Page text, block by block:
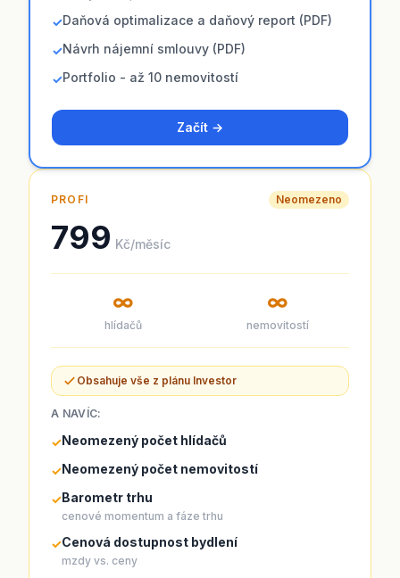
✓Daňová optimalizace a daňový report (PDF)
✓Návrh nájemní smlouvy (PDF)
✓Portfolio - až 10 nemovitostí
Začít →
PROFI Neomezeno
799 Kč/měsíc
∞
hlídačů
∞
nemovitostí
Obsahuje vše z plánu Investor
A NAVÍC:
✓Neomezený počet hlídačů
✓Neomezený počet nemovitostí
✓Barometr trhu
cenové momentum a fáze trhu
✓Cenová dostupnost bydlení
mzdy vs. ceny